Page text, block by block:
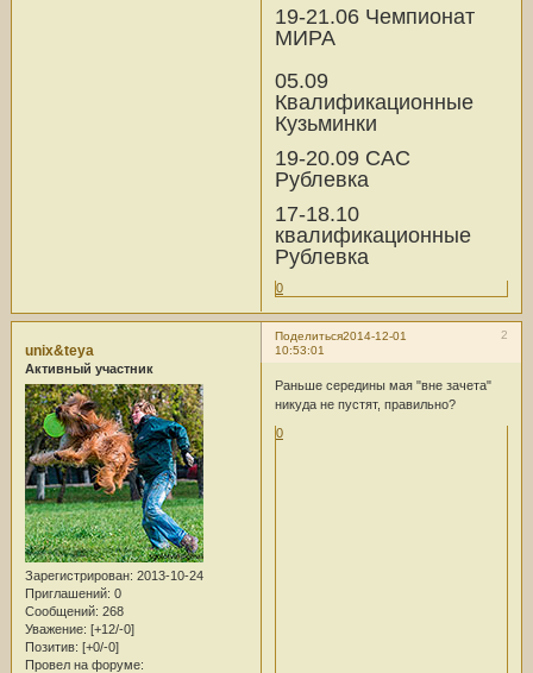
19-21.06 Чемпионат
МИРА
05.09
Квалификационные
Кузьминки
19-20.09 САС
Рублевка
17-18.10
квалификационные
Рублевка
0
Поделиться 2
2014-12-01
10:53:01
unix&teya
Активный участник
Зарегистрирован: 2013-10-24
Приглашений: 0
Сообщений: 268
Уважение: [+12/-0]
Позитив: [+0/-0]
Провел на форуме:
Раньше середины мая "вне зачета"
никуда не пустят, правильно?
0